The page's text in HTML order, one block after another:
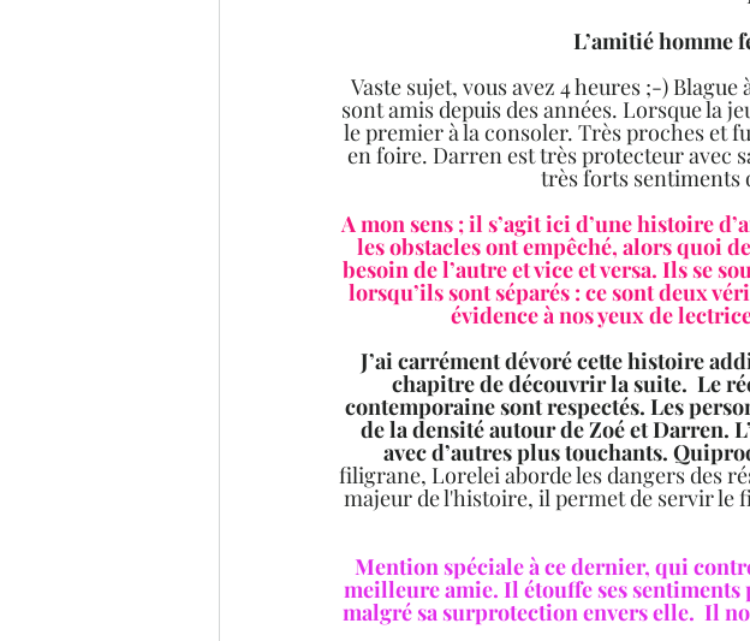
L’amitié homme
Vaste sujet, vous avez 4 heures ;-)
sont amis depuis des années. Lorsque la
le premier à la consoler. Très proches et
en foire. Darren est très protecteur avec
très forts sentiments
A mon sens ; il s’agit ici d’une histoire
les obstacles ont empêché, alors quoi
besoin de l’autre et vice et versa. Ils se
lorsqu’ils sont séparés : ce sont deux
évidence à nos yeux de
J’ai carrément dévoré cette histoire
chapitre de découvrir la suite.  Le
contemporaine sont respectés. Les
de la densité autour de Zoé et Darren.
avec d’autres plus touchants.
filigrane, Lorelei aborde les dangers des
majeur de l'histoire, il permet de servir le
Mention spéciale à ce dernier, qui
meilleure amie. Il étouffe ses
malgré sa surprotection envers elle.  Il